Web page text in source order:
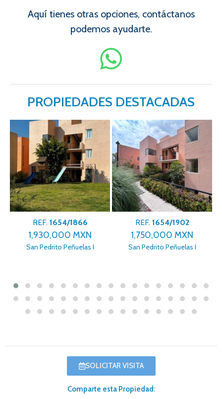
Aquí tienes otras opciones, contáctanos
podemos ayudarte.
PROPIEDADES DESTACADAS
REF. 1654/1866
1,930,000 MXN
San Pedrito Peñuelas I
REF. 1654/1902
1,750,000 MXN
San Pedrito Peñuelas I
SOLICITAR VISITA
Comparte esta Propiedad: